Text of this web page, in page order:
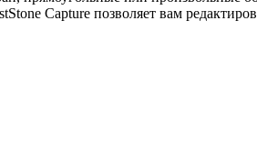
Capture позволяет вам